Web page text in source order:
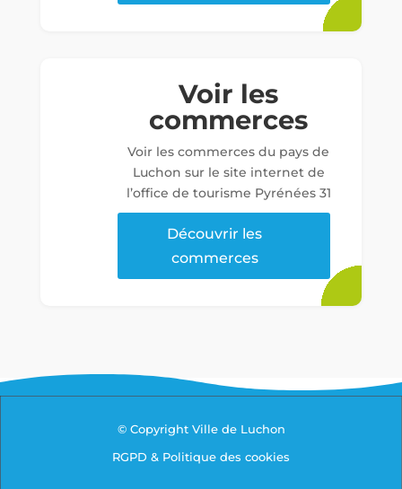
Voir les
commerces
Voir les commerces du pays de
Luchon sur le site internet de
l’office de tourisme Pyrénées 31
Découvrir les
commerces
© Copyright Ville de Luchon
RGPD & Politique des cookies